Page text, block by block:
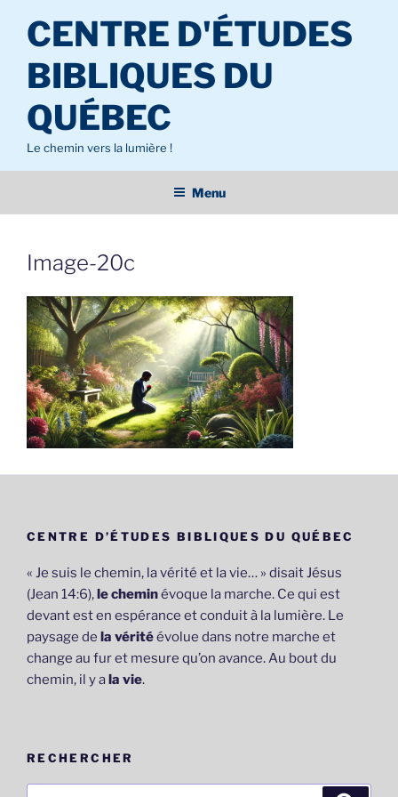
contenu
principal
CENTRE D'ÉTUDES
BIBLIQUES DU
QUÉBEC
Le chemin vers la lumière !
Menu
Image-20c
CENTRE D’ÉTUDES BIBLIQUES DU QUÉBEC
« Je suis le chemin, la vérité et la vie… » disait Jésus
(Jean 14:6),le cheminévoque la marche. Ce qui est
devant est en espérance et conduit à la lumière. Le
paysage de la véritéévolue dans notre marche et
change au fur et mesure qu’on avance. Au bout du
chemin, il y ala vie.
RECHERCHER